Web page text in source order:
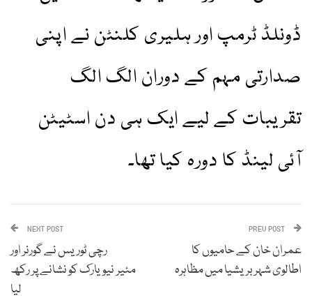
ڈونلڈ ٹرمپ اور ہلیری کلنٹن نے اپنی
صدارتی مہم کے دوران الگ الگ
تقریبات کے لیے ایک ہی دن اسٹیٹن
آئی لینڈ کا دورہ کیا تھا۔
عمران خان کے حامیوں کا
اطالوی شہر بریشیا میں مظاہرہ
NEXT POST
رچی ٹوریس نے گورنر اور
مئیر نیویارک کو نشانے پر رکھ
لیا